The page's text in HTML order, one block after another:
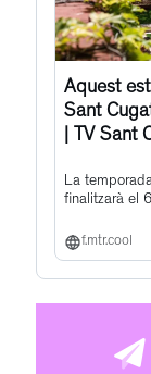
Aquest
Sant
| TV Sant
La
finalitzarà el
f.mtr.cool